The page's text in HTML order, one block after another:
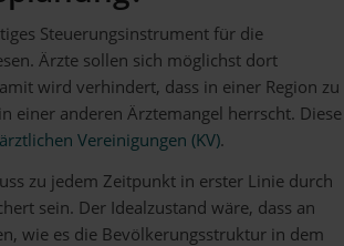
Steuerungsinstrument für die
Ärzte sollen sich möglichst dort
wird verhindert, dass in einer Region zu
einer anderen Ärztemangel herrscht. Diese
Vereinigungen (KV).
zu jedem Zeitpunkt in erster Linie durch
sein. Der Idealzustand wäre, dass an
wie es die Bevölkerungsstruktur in dem